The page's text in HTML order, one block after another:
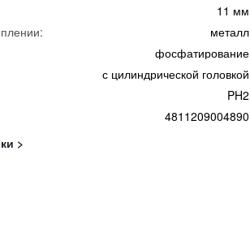
11 мм
металл
фосфатирование
с цилиндрической головкой
PH2
4811209004890
>